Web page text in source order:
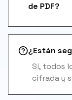
de PDF?
¿Están
Sí, todos
cifrada y